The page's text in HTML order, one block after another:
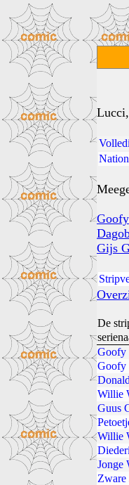
Goofy
Gijs
De
Goofy
Goofy
Willie
Guus
Willie
Jonge
Zware